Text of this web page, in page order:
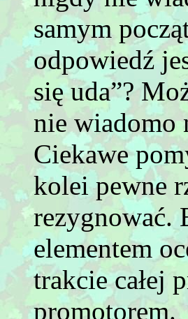
samym
odpowiedź
się uda”?
nie wiadomo
Ciekawe
kolei pewne
rezygnować.
elementem
trakcie całej
promotorem.